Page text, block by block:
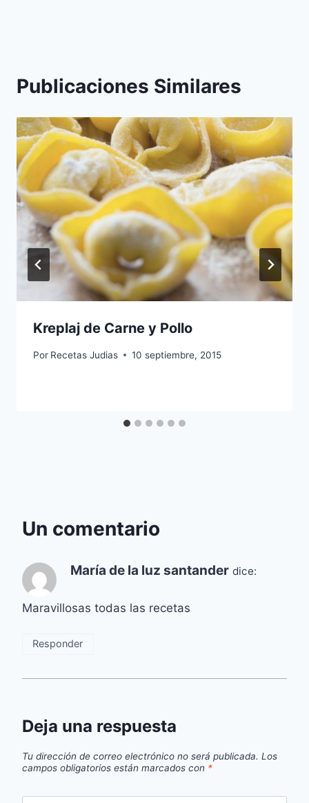
Publicaciones Similares
Kreplaj de Carne y Pollo
Por Recetas Judias 10 septiembre, 2015
Un comentario
María de la luz santander dice:
Maravillosas todas las recetas
Responder
Deja una respuesta
Tu dirección de correo electrónico no será publicada. Los
campos obligatorios están marcados con *